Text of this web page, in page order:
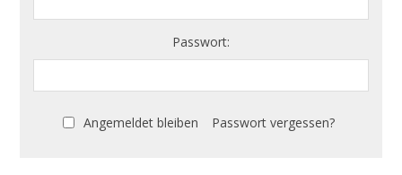
Passwort:
Angemeldet bleiben Passwort vergessen?